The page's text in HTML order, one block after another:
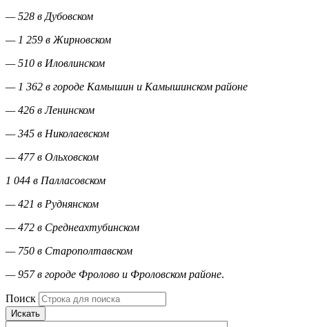
— 528 в Дубовском
— 1 259 в Жирновском
— 510 в Иловлинском
— 1 362 в городе Камышин и Камышинском районе
— 426 в Ленинском
— 345 в Николаевском
— 477 в Ольховском
1 044 в Палласовском
— 421 в Руднянском
— 472 в Среднеахтубинском
— 750 в Старополтавском
— 957 в городе Фролово и Фроловском районе.
Поиск
Искать